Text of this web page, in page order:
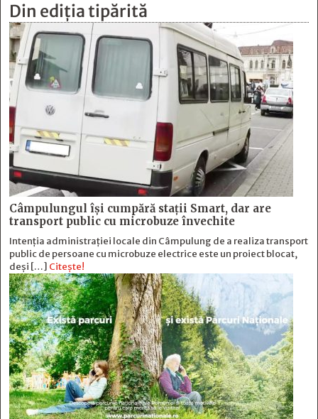
Din ediția tipărită
Câmpulungul îşi cumpără staţii Smart, dar are
transport public cu microbuze învechite
Intenția administrației locale din Câmpulung de a realiza transport
public de persoane cu microbuze electrice este un proiect blocat,
deși […] Citește!